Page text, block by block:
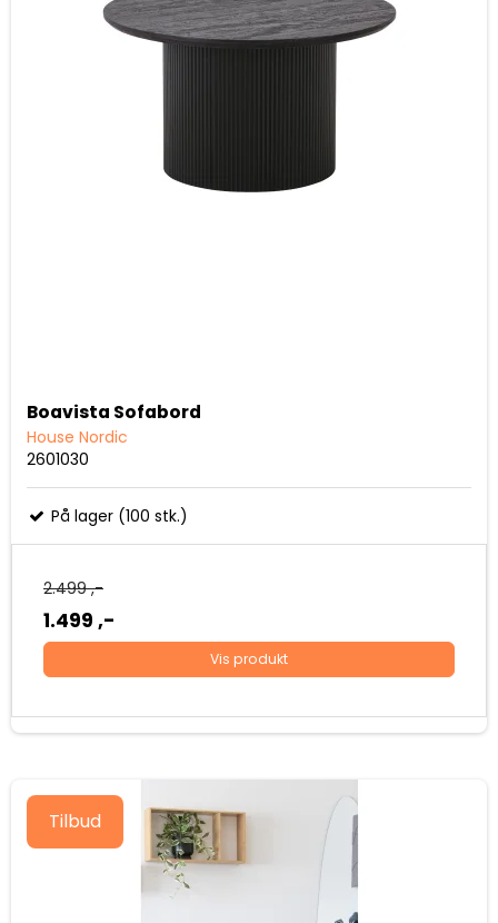
Boavista Sofabord
House Nordic
2601030
På lager (100 stk.)
2.499 ,-
1.499 ,-
Vis produkt
Tilbud